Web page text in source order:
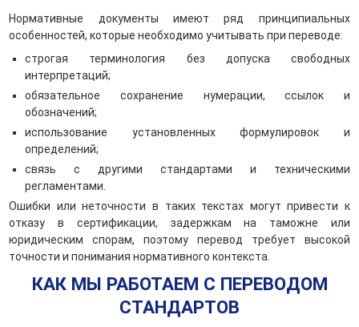
Нормативные документы имеют ряд принципиальных
особенностей, которые необходимо учитывать при переводе:
строгая терминология без допуска свободных
интерпретаций;
обязательное сохранение нумерации, ссылок и
обозначений;
использование установленных формулировок и
определений;
связь с другими стандартами и техническими
регламентами.
Ошибки или неточности в таких текстах могут привести к
отказу в сертификации, задержкам на таможне или
юридическим спорам, поэтому перевод требует высокой
точности и понимания нормативного контекста.
КАК МЫ РАБОТАЕМ С ПЕРЕВОДОМ
СТАНДАРТОВ